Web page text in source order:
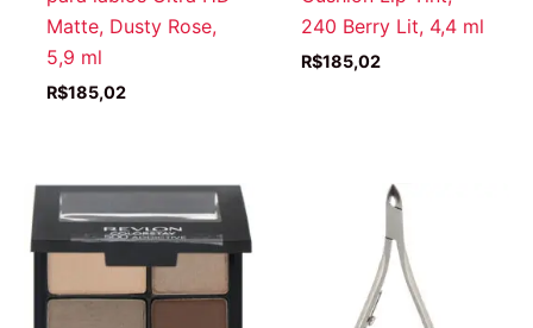
Matte, Dusty Rose,
5,9 ml
R$185,02
240 Berry Lit, 4,4 ml
R$185,02